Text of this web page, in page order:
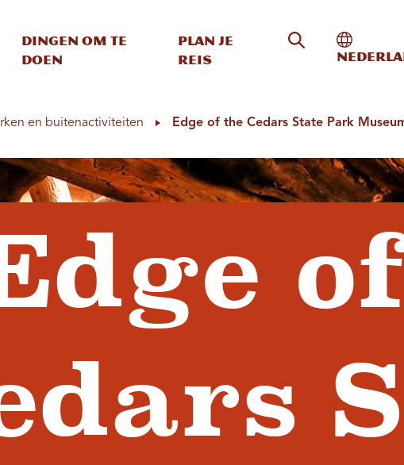
Dingen om te
doen
Plan je
reis
Zoeken op de
en buitenactiviteiten Edge of the Cedars State Park